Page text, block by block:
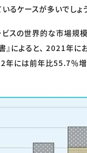
るケースが多いでしょう
スの世界的な市場規
によると、 2021年に
年には前年比55.7％